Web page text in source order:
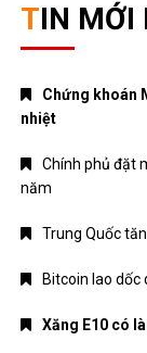
TIN
Chứng khoán
nhiệt
Chính phủ đặt
năm
Trung Quốc
Bitcoin lao dốc
Xăng E10 có